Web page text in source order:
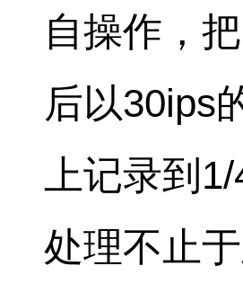
自操作，
后以30ips
上记录到
处理不止